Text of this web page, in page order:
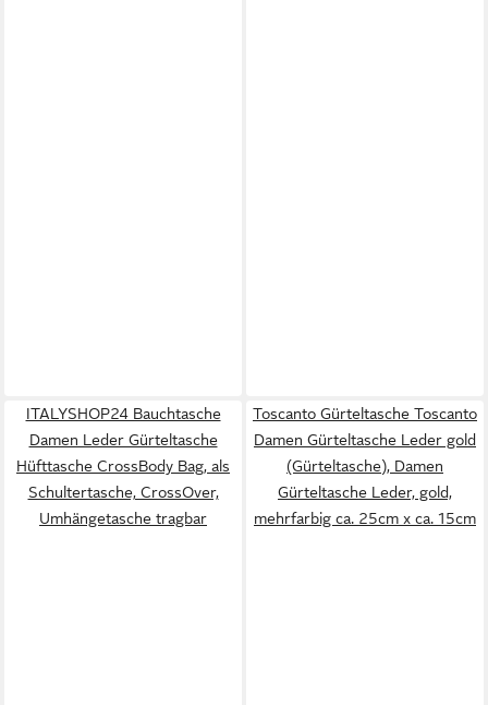
ITALYSHOP24 Bauchtasche
Damen Leder Gürteltasche
Hüfttasche CrossBody Bag, als
Schultertasche, CrossOver,
Umhängetasche tragbar
Toscanto Gürteltasche Toscanto
Damen Gürteltasche Leder gold
(Gürteltasche), Damen
Gürteltasche Leder, gold,
mehrfarbig ca. 25cm x ca. 15cm